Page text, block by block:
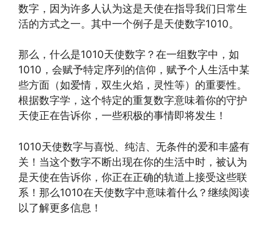
数字，因为许多人认为这是天使在指导我们日常生
活的方式之一。其中一个例子是天使数字1010。
那么，什么是1010天使数字？在一组数字中，如
1010，会赋予特定序列的信仰，赋予个人生活中某
些方面（如爱情，双生火焰，灵性等）的重要性。
根据数字学，这个特定的重复数字意味着你的守护
天使正在告诉你，一些积极的事情即将发生！
1010天使数字与喜悦、纯洁、无条件的爱和丰盛有
关！当这个数字不断出现在你的生活中时，被认为
是天使在告诉你，你正在正确的轨道上接受这些联
系！那么1010在天使数字中意味着什么？继续阅读
以了解更多信息！